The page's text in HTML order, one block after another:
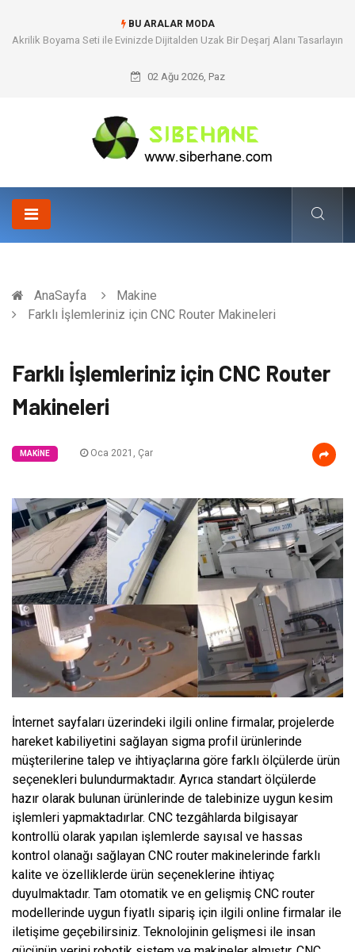
BU ARALAR MODA
Akrilik Boyama Seti ile Evinizde Dijitalden Uzak Bir Deşarj Alanı Tasarlayın
02 Ağu 2026, Paz
AnaSayfa
Makine
Farklı İşlemleriniz için CNC Router Makineleri
Farklı İşlemleriniz için CNC Router
Makineleri
MAKINE Oca 2021, Çar
İnternet sayfaları üzerindeki ilgili online firmalar, projelerde
hareket kabiliyetini sağlayan sigma profil ürünlerinde
müşterilerine talep ve ihtiyaçlarına göre farklı ölçülerde ürün
seçenekleri bulundurmaktadır. Ayrıca standart ölçülerde
hazır olarak bulunan ürünlerinde de talebinize uygun kesim
işlemleri yapmaktadırlar. CNC tezgâhlarda bilgisayar
kontrollü olarak yapılan işlemlerde sayısal ve hassas
kontrol olanağı sağlayan CNC router makinelerinde farklı
kalite ve özelliklerde ürün seçeneklerine ihtiyaç
duyulmaktadır. Tam otomatik ve en gelişmiş CNC router
modellerinde uygun fiyatlı sipariş için ilgili online firmalar ile
iletişime geçebilirsiniz. Teknolojinin gelişmesi ile insan